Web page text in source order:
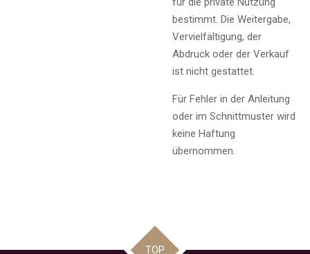
bestimmt. Die Weitergabe,
Vervielfältigung, der
Abdruck oder der Verkauf
ist nicht gestattet.
Für Fehler in der Anleitung
oder im Schnittmuster wird
keine Haftung
übernommen.
TOP